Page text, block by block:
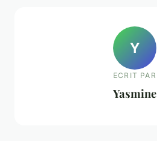
Y
ECRIT PAR
Yasmine